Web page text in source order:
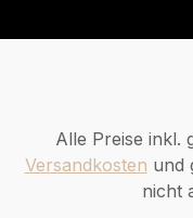
Alle Preise inkl.
Versandkosten und
nicht